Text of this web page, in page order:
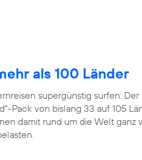
als 100 Länder
supergünstig surfen: Der
Pack von bislang 33 auf 105
damit rund um die Welt ganz